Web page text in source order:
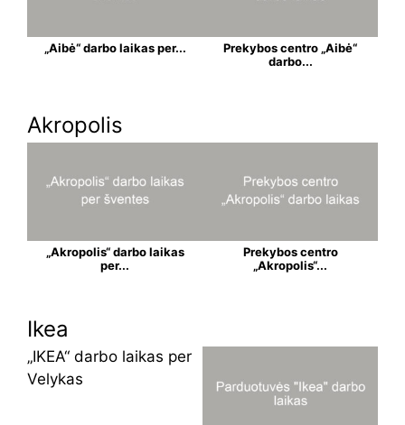
„Aibė“ darbo laikas per...
Prekybos centro „Aibė“
darbo...
Akropolis
„Akropolis“ darbo laikas
per...
Prekybos centro
„Akropolis“...
Ikea
„IKEA“ darbo laikas per
Velykas